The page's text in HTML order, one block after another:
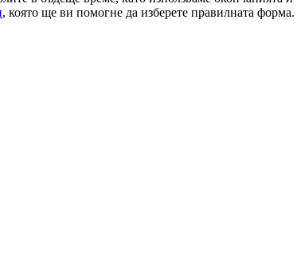
, която ще ви помогне да изберете правилната форма.